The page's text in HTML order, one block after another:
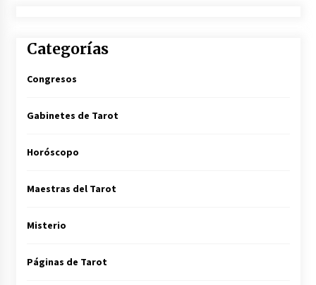
Categorías
Congresos
Gabinetes de Tarot
Horóscopo
Maestras del Tarot
Misterio
Páginas de Tarot